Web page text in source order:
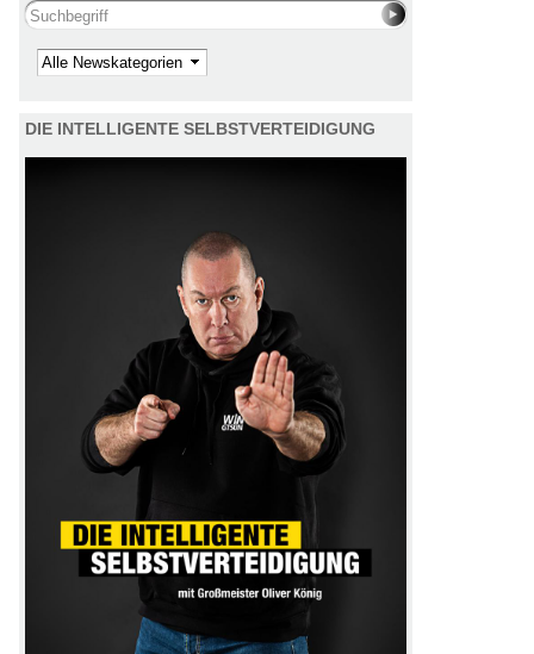
Search this site
Kategorie
DIE INTELLIGENTE SELBSTVERTEIDIGUNG